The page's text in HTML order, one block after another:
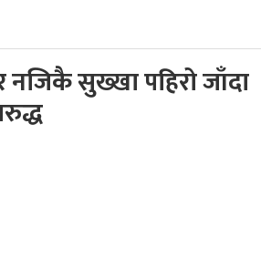
सुख्खा पहिरो जाँदा